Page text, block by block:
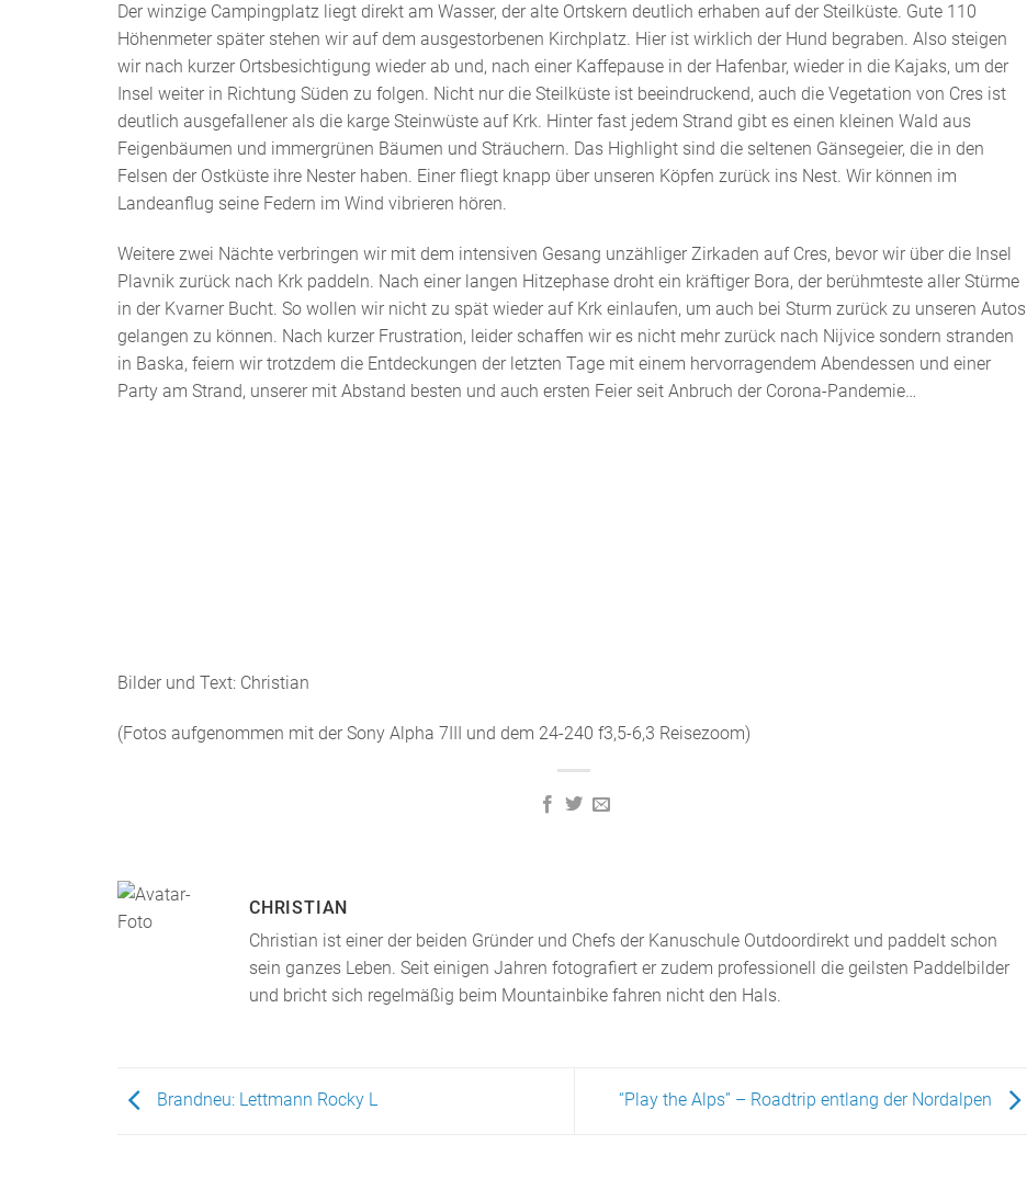
Der winzige Campingplatz liegt direkt am Wasser, der alte Ortskern deutlich erhaben auf der Steilküste. Gute 110
Höhenmeter später stehen wir auf dem ausgestorbenen Kirchplatz. Hier ist wirklich der Hund begraben. Also steigen
wir nach kurzer Ortsbesichtigung wieder ab und, nach einer Kaffepause in der Hafenbar, wieder in die Kajaks, um der
Insel weiter in Richtung Süden zu folgen. Nicht nur die Steilküste ist beeindruckend, auch die Vegetation von Cres ist
deutlich ausgefallener als die karge Steinwüste auf Krk. Hinter fast jedem Strand gibt es einen kleinen Wald aus
Feigenbäumen und immergrünen Bäumen und Sträuchern. Das Highlight sind die seltenen Gänsegeier, die in den
Felsen der Ostküste ihre Nester haben. Einer fliegt knapp über unseren Köpfen zurück ins Nest. Wir können im
Landeanflug seine Federn im Wind vibrieren hören.
Weitere zwei Nächte verbringen wir mit dem intensiven Gesang unzähliger Zirkaden auf Cres, bevor wir über die Insel
Plavnik zurück nach Krk paddeln. Nach einer langen Hitzephase droht ein kräftiger Bora, der berühmteste aller Stürme
in der Kvarner Bucht. So wollen wir nicht zu spät wieder auf Krk einlaufen, um auch bei Sturm zurück zu unseren Autos
gelangen zu können. Nach kurzer Frustration, leider schaffen wir es nicht mehr zurück nach Nijvice sondern stranden
in Baska, feiern wir trotzdem die Entdeckungen der letzten Tage mit einem hervorragendem Abendessen und einer
Party am Strand, unserer mit Abstand besten und auch ersten Feier seit Anbruch der Corona-Pandemie…
Bilder und Text: Christian
(Fotos aufgenommen mit der Sony Alpha 7III und dem 24-240 f3,5-6,3 Reisezoom)
CHRISTIAN
Christian ist einer der beiden Gründer und Chefs der Kanuschule Outdoordirekt und paddelt schon
sein ganzes Leben. Seit einigen Jahren fotografiert er zudem professionell die geilsten Paddelbilder
und bricht sich regelmäßig beim Mountainbike fahren nicht den Hals.
Brandneu: Lettmann Rocky L “Play the Alps” – Roadtrip entlang der Nordalpen